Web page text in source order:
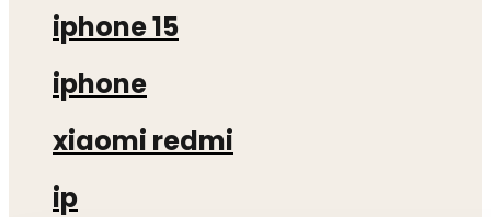
iphone 15
iphone
xiaomi redmi
ip